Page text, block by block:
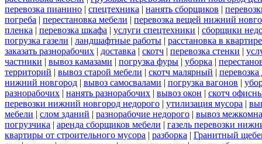
перевозка пианино | спецтехника | нанять сборщиков |
погреба | перестановка мебели | перевозка вещей нижний
пленка | перевозка шкафа | услуги спецтехники | сборщики
погрузка газели | ландшафтные работы | расстановка в квартире
заказать разнорабочих | доставка | скотч | перевозка стенки |
частники | вывоз камазами | погрузка фуры | уборка |
территорий | вывоз старой мебели | скотч малярный |
нижний новгород | вывоз самосвалами | погрузка вагонов |
разнорабочих | нанять разнорабочих | вывоз окон | скотч
перевозки нижний новгород недорого | утилизация мусора |
мебели | слом зданий | разнорабочие недорого | вывоз
погрузчика | аренда сборщиков мебели | газель перевозки
квартиры от строительного мусора | разборка | Гранитный